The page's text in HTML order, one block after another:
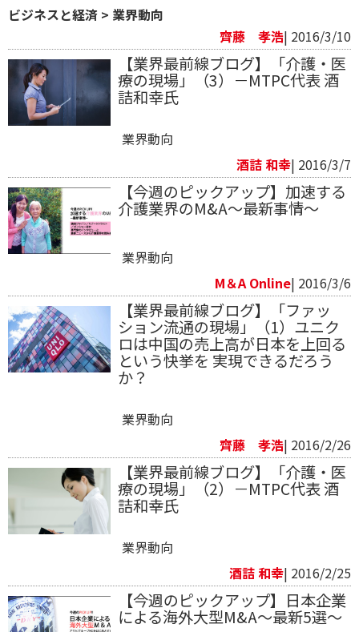
ビジネスと経済 > 業界動向
齊藤 孝浩| 2016/3/10
【業界最前線ブログ】「介護・医
療の現場」（3）－MTPC代表 酒
詰和幸氏
業界動向
酒詰 和幸| 2016/3/7
【今週のピックアップ】加速する
介護業界のM&A～最新事情～
業界動向
M＆A Online| 2016/3/6
【業界最前線ブログ】「ファッ
ション流通の現場」（1）ユニク
ロは中国の売上高が日本を上回る
という快挙を 実現できるだろう
か？
業界動向
齊藤 孝浩| 2016/2/26
【業界最前線ブログ】「介護・医
療の現場」（2）－MTPC代表 酒
詰和幸氏
業界動向
酒詰 和幸| 2016/2/25
【今週のピックアップ】日本企業
による海外大型M&A～最新5選～